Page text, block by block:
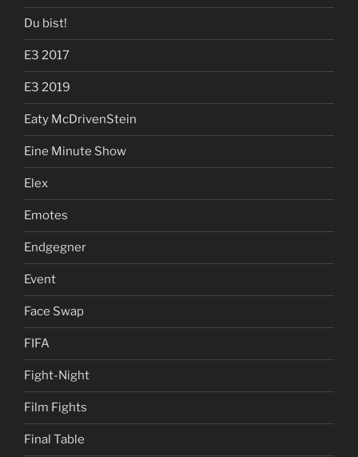
Du bist!
E3 2017
E3 2019
Eaty McDrivenStein
Eine Minute Show
Elex
Emotes
Endgegner
Event
Face Swap
FIFA
Fight-Night
Film Fights
Final Table